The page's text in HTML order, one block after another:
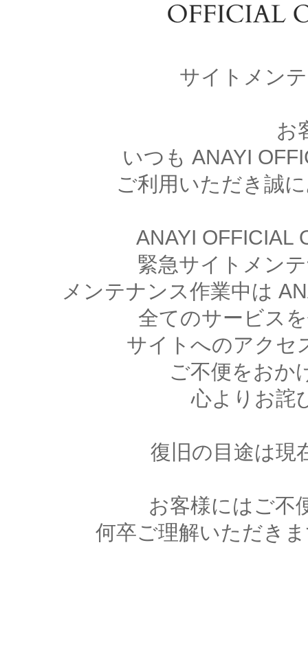
サイトメン
お
いつも ANAYI
ご利用いただき誠
ANAYI OFFICIAL
緊急サイトメン
メンテナンス作業中は
全てのサービス
サイトへのアクセ
ご不便をおか
心よりお詫
復旧の目途は現
お客様にはご不
何卒ご理解いただき